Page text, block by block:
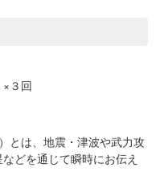
×３回
とは、地震・津波や武力攻
どを通じて瞬時にお伝え